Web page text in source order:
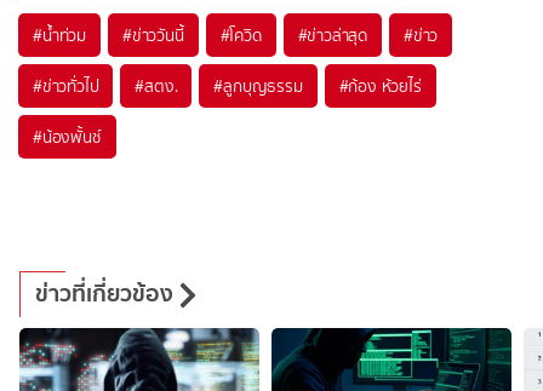
#น้ำท่วม #ข่าววันนี้ #โควิด #ข่าวล่าสุด #ข่าว
#ข่าวทั่วไป #สตง. #ลูกบุญธรรม #ก้อง ห้วยไร่
#น้องพั้นช์
ข่าวที่เกี่ยวข้อง